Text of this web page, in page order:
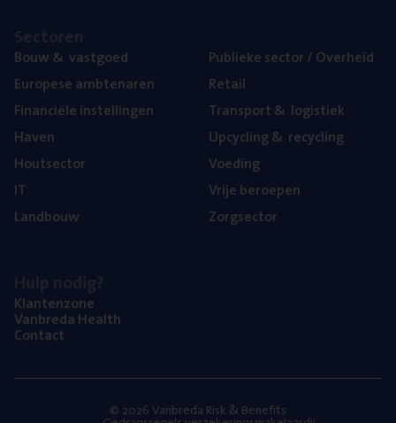
Bouw& vastgoed
Euro­pe­se ambtenaren
Finan­ci­ë­le instellingen
Haven
Hout­sec­tor
IT
Land­bouw
Publie­ke sec­tor / Overheid
Retail
Trans­port& logistiek
Upcy­cling& recycling
Voe­ding
Vrije beroe­pen
Zorg­sec­tor
Klan­ten­zo­ne
Van­b­re­da Health
Con­tact
© 2026 Vanbreda Risk & Benefits